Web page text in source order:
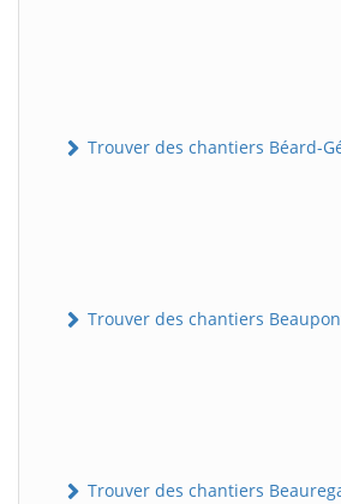
Trouver des chantiers Béard-
Trouver des chantiers
Trouver des chantiers